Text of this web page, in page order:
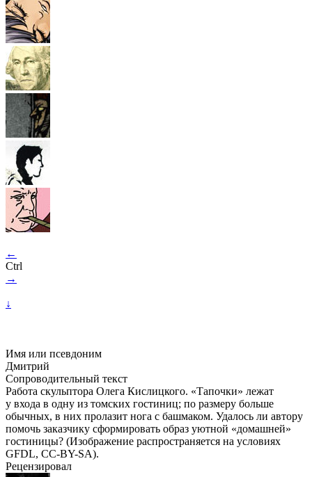
←
Ctrl
→
↓
Имя или псевдоним
Дмитрий
Сопроводительный текст
Работа скульптора Олега Кислицкого. «Тапочки» лежат
у входа в одну из томских гостиниц; по размеру больше
обычных, в них пролазит нога с башмаком. Удалось ли автору
помочь заказчику сформировать образ уютной «домашней»
гостиницы? (Изображение распространяется на условиях
GFDL, CC-BY-SA).
Рецензировал